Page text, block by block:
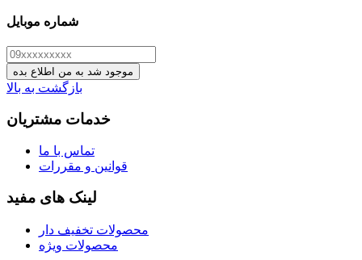
شماره موبایل
موجود شد به من اطلاع بده
بازگشت به بالا
خدمات مشتریان
تماس با ما
قوانین و مقررات
لینک های مفید
محصولات تخفیف دار
محصولات ویژه